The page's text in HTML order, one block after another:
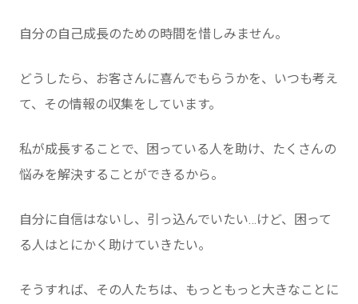
自分の自己成長のための時間を惜しみません。
どうしたら、お客さんに喜んでもらうかを、いつも考え
て、その情報の収集をしています。
私が成長することで、困っている人を助け、たくさんの
悩みを解決することができるから。
自分に自信はないし、引っ込んでいたい…けど、困って
る人はとにかく助けていきたい。
そうすれば、その人たちは、もっともっと大きなことに